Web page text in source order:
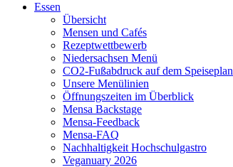
Essen
Übersicht
Mensen und Cafés
Rezeptwettbewerb
Niedersachsen Menü
CO2-Fußabdruck auf dem Speiseplan
Unsere Menülinien
Öffnungszeiten im Überblick
Mensa Backstage
Mensa-Feedback
Mensa-FAQ
Nachhaltigkeit Hochschulgastro
Veganuary 2026